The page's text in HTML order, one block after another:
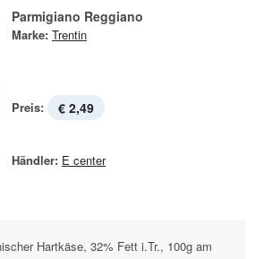
Parmigiano Reggiano
Marke: Trentin
Preis: € 2,49
Händler: E center
Hartkäse, 32% Fett i.Tr., 100g am